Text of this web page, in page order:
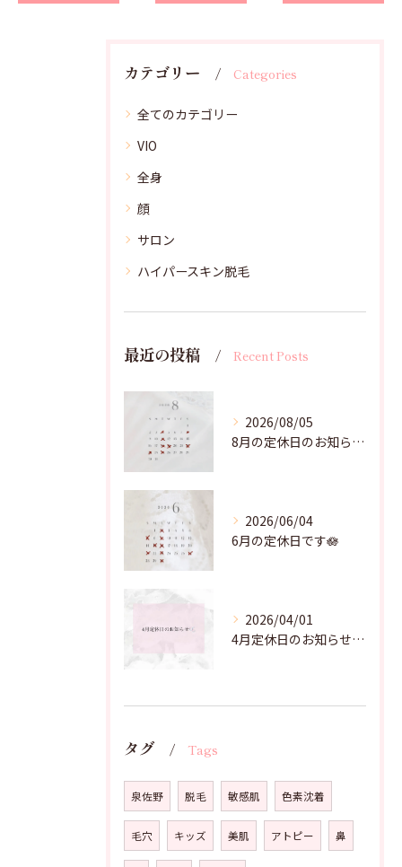
カテゴリー Categories
全てのカテゴリー
VIO
全身
顔
サロン
ハイパースキン脱毛
最近の投稿 Recent Posts
2026/08/05
8月の定休日のお知らせです🌻
2026/06/04
6月の定休日です🪷
2026/04/01
4月定休日のお知らせです🌸
タグ Tags
泉佐野 脱毛 敏感肌 色素沈着
毛穴 キッズ 美肌 アトピー 鼻